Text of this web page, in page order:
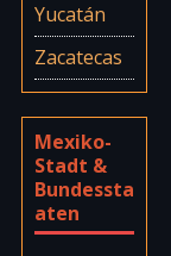
Yucatán
Zacatecas
Mexiko-
Stadt &
Bundessta
aten